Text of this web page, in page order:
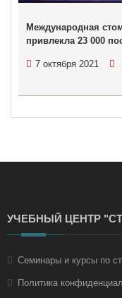
Международная
привлекла 23 000
7 октября 2021
УЧЕБНЫЙ ЦЕНТР
Семинары и курсы по
Политика